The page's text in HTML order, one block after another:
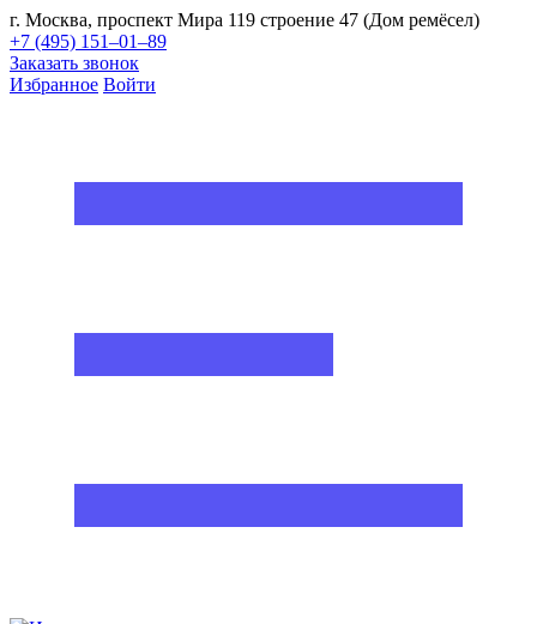
г. Москва, проспект Мира 119 строение 47 (Дом ремёсел)
+7 (495) 151–01–89
Заказать звонок
Избранное Войти